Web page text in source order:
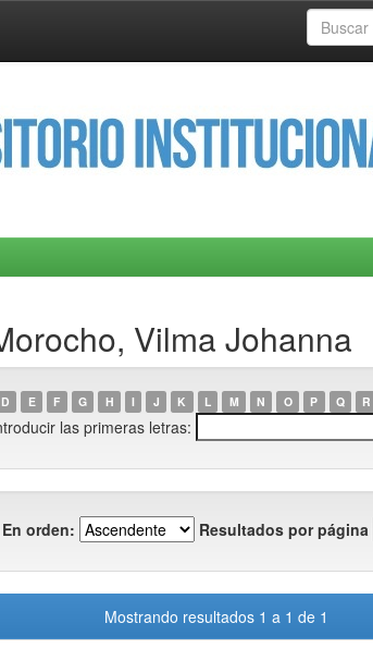
Vilma Johanna
D E F G H I J K L M N O P Q R
las primeras letras:
En orden: Resultados por página
Mostrando resultados 1 a 1 de 1